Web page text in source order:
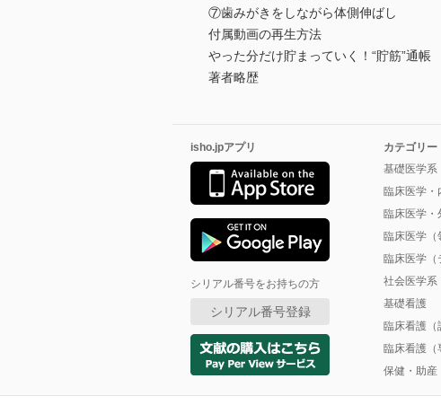
⑦歯みがきをしながら体側伸ばし
付属動画の再生方法
やった分だけ貯まっていく！“貯筋”通帳
著者略歴
isho.jpアプリ
シリアル番号をお持ちの方
シリアル番号登録
カテゴリー
基礎医学系
臨床医学・
臨床医学・
臨床医学（
臨床医学（
社会医学系
基礎看護
臨床看護（
臨床看護（
保健・助産